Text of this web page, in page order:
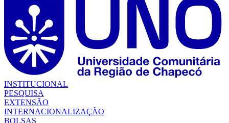
INSTITUCIONAL
PESQUISA
EXTENSÃO
INTERNACIONALIZAÇÃO
BOLSAS